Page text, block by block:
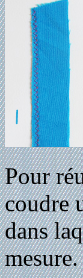
Pour
coudre
dans
mesure.